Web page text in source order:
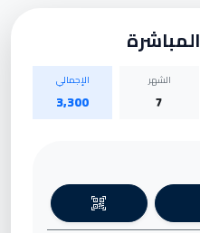
الشهر
7
الإجمالي
3,300